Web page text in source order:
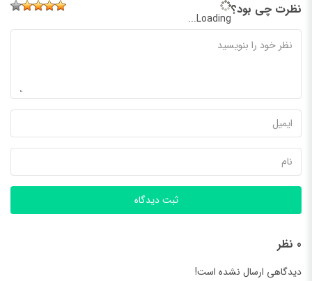
نظرت چی بود؟
Loading...
ثبت دیدگاه
0 نظر
دیدگاهی ارسال نشده است!